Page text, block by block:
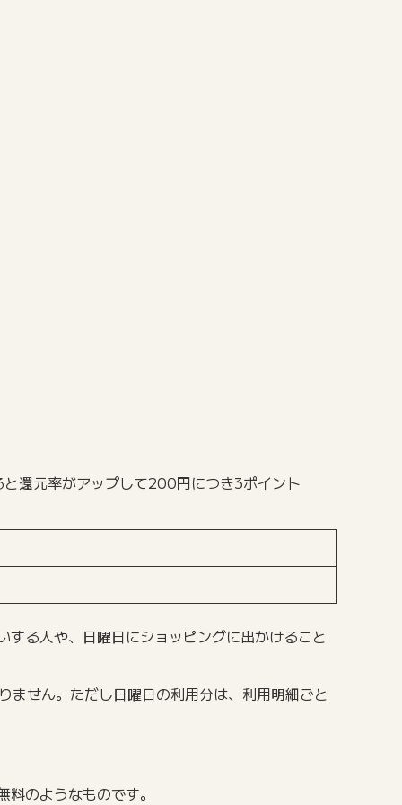
還元率がアップして200円につき3ポイント
る人や、日曜日にショッピングに出かけること
せん。ただし日曜日の利用分は、利用明細ごと
のようなものです。